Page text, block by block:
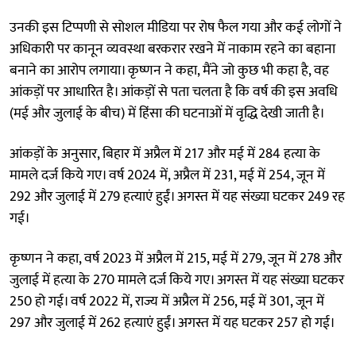
उनकी इस टिप्पणी से सोशल मीडिया पर रोष फैल गया और कई लोगों ने
अधिकारी पर कानून व्यवस्था बरकरार रखने में नाकाम रहने का बहाना
बनाने का आरोप लगाया। कृष्णन ने कहा, मैंने जो कुछ भी कहा है, वह
आंकड़ों पर आधारित है। आंकड़ों से पता चलता है कि वर्ष की इस अवधि
(मई और जुलाई के बीच) में हिंसा की घटनाओं में वृद्धि देखी जाती है।
आंकड़ों के अनुसार, बिहार में अप्रैल में 217 और मई में 284 हत्या के
मामले दर्ज किये गए। वर्ष 2024 में, अप्रैल में 231, मई में 254, जून में
292 और जुलाई में 279 हत्याएं हुईं। अगस्त में यह संख्या घटकर 249 रह
गई।
कृष्णन ने कहा, वर्ष 2023 में अप्रैल में 215, मई में 279, जून में 278 और
जुलाई में हत्या के 270 मामले दर्ज किये गए। अगस्त में यह संख्या घटकर
250 हो गई। वर्ष 2022 में, राज्य में अप्रैल में 256, मई में 301, जून में
297 और जुलाई में 262 हत्याएं हुईं। अगस्त में यह घटकर 257 हो गई।